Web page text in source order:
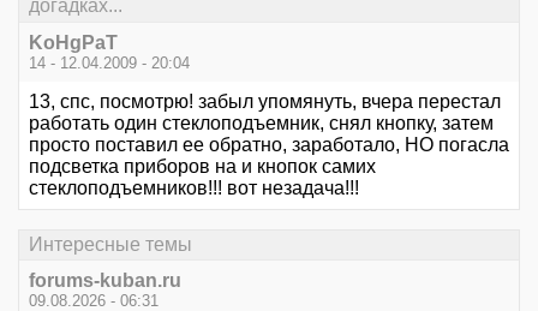
догадках...
KoHgPaT
14 - 12.04.2009 - 20:04
13, спс, посмотрю! забыл упомянуть, вчера перестал
работать один стеклоподъемник, снял кнопку, затем
просто поставил ее обратно, заработало, НО погасла
подсветка приборов на и кнопок самих
стеклоподъемников!!! вот незадача!!!
Интересные темы
forums-kuban.ru
09.08.2026 - 06:31